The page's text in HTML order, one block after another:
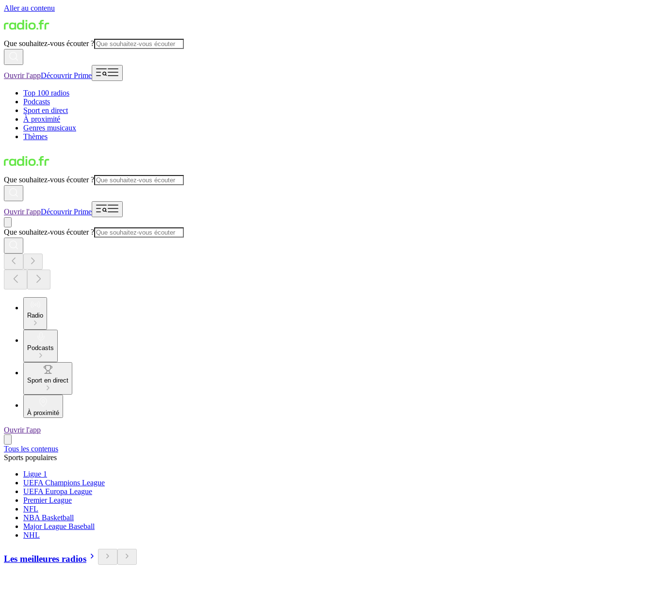
Aller au contenu
Que souhaitez-vous écouter ?
Ouvrir l'appDécouvrir Prime
Top 100 radios
Podcasts
Sport en direct
À proximité
Genres musicaux
Thèmes
Que souhaitez-vous écouter ?
Ouvrir l'appDécouvrir Prime
Que souhaitez-vous écouter ?
Radio
Podcasts
Sport en direct
À proximité
Ouvrir l'app
Tous les contenus
Sports populaires
Ligue 1
UEFA Champions League
UEFA Europa League
Premier League
NFL
NBA Basketball
Major League Baseball
NHL
Les meilleures radios